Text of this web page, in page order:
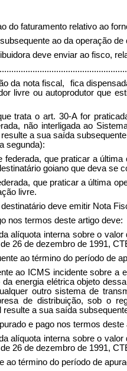
do faturamento relativo ao
ao da operação
deve enviar ao fisco,
da nota fiscal, fica
livre ou autoprodutor que
trata o art. 30-A for
não interligada ao
a sua saída
segunda):
federada, que praticar a
goiano que deva se
que praticar a última
livre.
deve emitir Nota
nos termos deste artigo deve:
alíquota interna sobre o
26 de dezembro de 1991,
ao término do período de
ao ICMS incidente sobre a
energia elétrica objeto
outro sistema de
de distribuição, sob o
a sua saída
e pago nos termos
alíquota interna sobre o
26 de dezembro de 1991,
ao término do período de